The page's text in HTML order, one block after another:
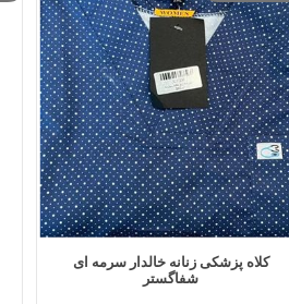
کلاه پزشکی زنانه خالدار سرمه ای
شفاگستر